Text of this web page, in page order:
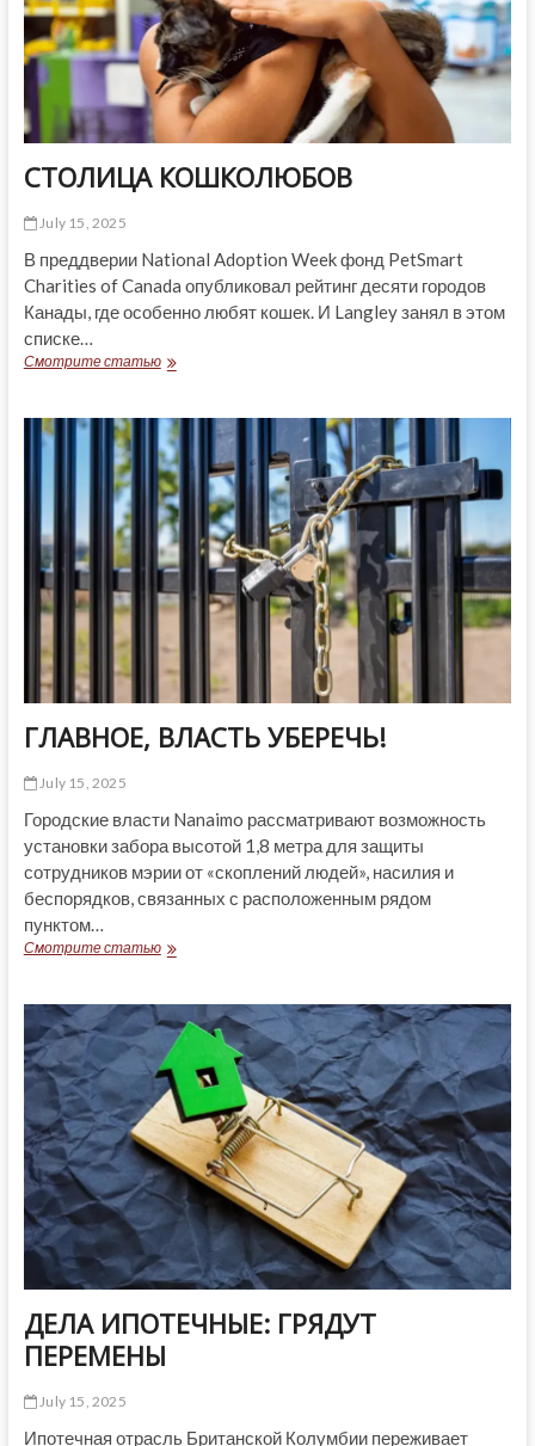
СТОЛИЦА КОШКОЛЮБОВ
July 15, 2025
В преддверии National Adoption Week фонд PetSmart
Charities of Canada опубликовал рейтинг десяти городов
Канады, где особенно любят кошек. И Langley занял в этом
списке…
Смотрите статьюСТОЛИЦА
ГЛАВНОЕ, ВЛАСТЬ УБЕРЕЧЬ!
July 15, 2025
Городские власти Nanaimo рассматривают возможность
установки забора высотой 1,8 метра для защиты
сотрудников мэрии от «скоплений людей», насилия и
беспорядков, связанных с расположенным рядом
пунктом…
Смотрите статьюГЛАВНОЕ,
ДЕЛА ИПОТЕЧНЫЕ: ГРЯДУТ
ПЕРЕМЕНЫ
July 15, 2025
Ипотечная отрасль Британской Колумбии переживает